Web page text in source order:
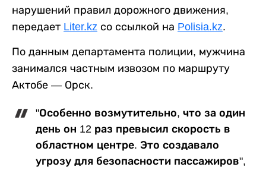
нарушений правил дорожного движения,
передает Liter.kz со ссылкой на Polisia.kz.
По данным департамента полиции, мужчина
занимался частным извозом по маршруту
Актобе — Орск.
"Особенно возмутительно, что за один
день он 12 раз превысил скорость в
областном центре. Это создавало
угрозу для безопасности пассажиров",